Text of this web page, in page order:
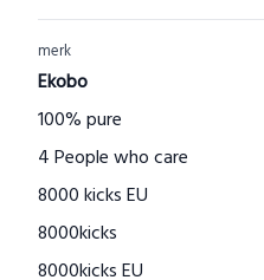
Kuyichi
Bamboo Basics
Bamigo
CAYBOO
Green Jump
Houtenspeelgoed-shop.nl
Menstruatiecups.nl
merk
Ekobo
100% pure
4 People who care
8000 kicks EU
8000kicks
8000kicks EU